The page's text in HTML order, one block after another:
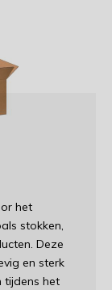
het
stokken,
Deze
en sterk
tijdens het